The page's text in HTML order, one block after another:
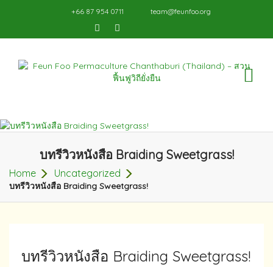
+66 87 954 0711 team@feunfoo.org
บทรีวิว​หนังสือ Braiding​ Sweetgrass!
Home Uncategorized
บทรีวิว​หนังสือ Braiding​ Sweetgrass!
บทรีวิว​หนังสือ Braiding​ Sweetgrass!